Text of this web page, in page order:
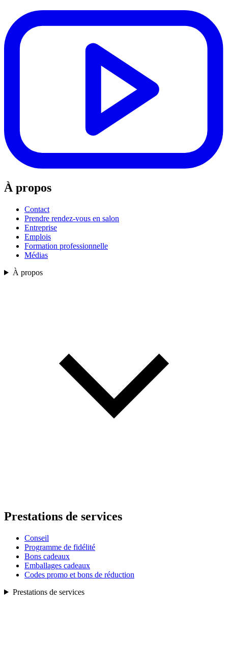
À propos
Contact
Prendre rendez-vous en salon
Entreprise
Emplois
Formation professionnelle
Médias
À propos
Prestations de services
Conseil
Programme de fidélité
Bons cadeaux
Emballages cadeaux
Codes promo et bons de réduction
Prestations de services